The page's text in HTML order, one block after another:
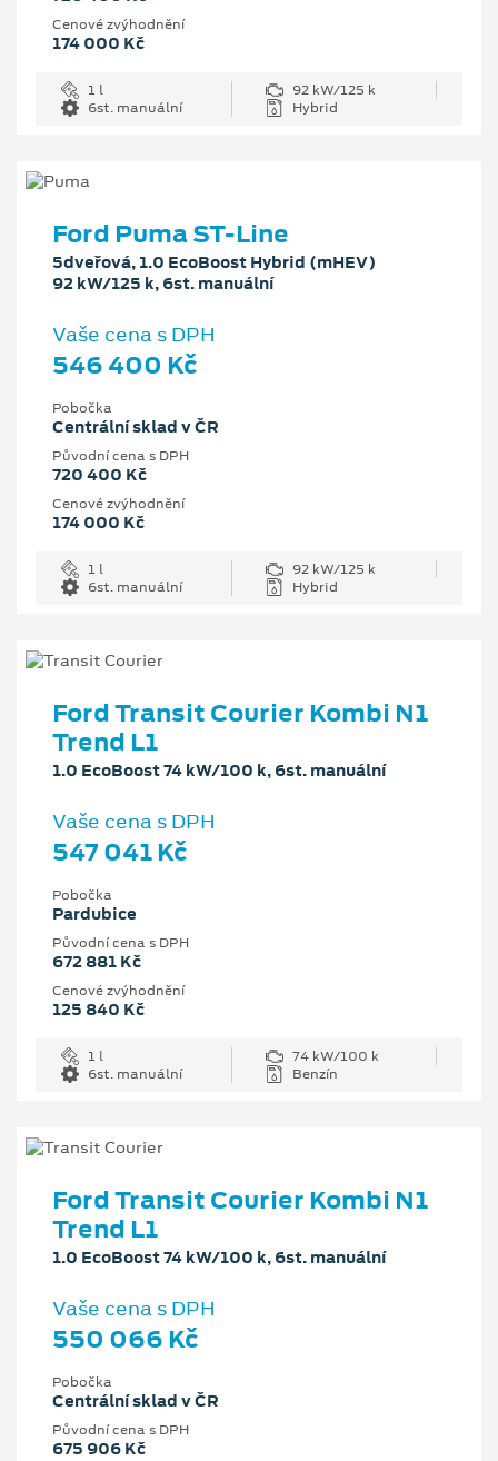
Cenové zvýhodnění
174 000 Kč
1 l
92 kW/125 k
6st. manuální
Hybrid
Ford Puma ST-Line
5dveřová, 1.0 EcoBoost Hybrid (mHEV)
92 kW/125 k, 6st. manuální
Vaše cena s DPH
546 400 Kč
Pobočka
Centrální sklad v ČR
Původní cena s DPH
720 400 Kč
Cenové zvýhodnění
174 000 Kč
1 l
92 kW/125 k
6st. manuální
Hybrid
Ford Transit Courier Kombi N1
Trend L1
1.0 EcoBoost 74 kW/100 k, 6st. manuální
Vaše cena s DPH
547 041 Kč
Pobočka
Pardubice
Původní cena s DPH
672 881 Kč
Cenové zvýhodnění
125 840 Kč
1 l
74 kW/100 k
6st. manuální
Benzín
Ford Transit Courier Kombi N1
Trend L1
1.0 EcoBoost 74 kW/100 k, 6st. manuální
Vaše cena s DPH
550 066 Kč
Pobočka
Centrální sklad v ČR
Původní cena s DPH
675 906 Kč